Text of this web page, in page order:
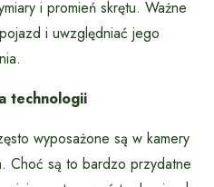
i promień skrętu. Ważne
i uwzględniać jego
technologii
wyposażone są w kamery
Choć są to bardzo przydatne